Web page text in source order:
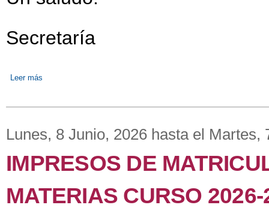
Secretaría
Leer más
Lunes, 8 Junio, 2026 hasta el Martes,
IMPRESOS DE
MATERIAS CURSO